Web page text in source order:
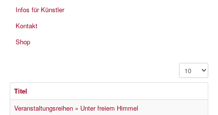
Infos für Künstler
Kontakt
Shop
Anzeige #
Titel
Veranstaltungsreihen » Unter freiem Himmel